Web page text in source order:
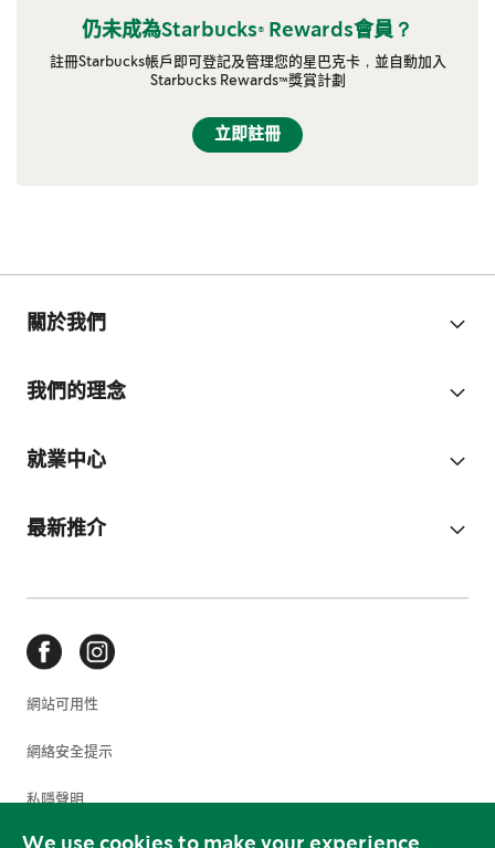
We use cookies to make your experience
仍未成為Starbucks® Rewards會員？
註冊Starbucks帳戶即可登記及管理您的星巴克卡，並自動加入
Starbucks Rewards™獎賞計劃
立即註冊
關於我們
我們的理念
就業中心
最新推介
網站可用性
網絡安全提示
私隱聲明